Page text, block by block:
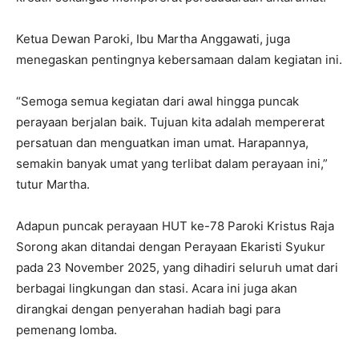
Ketua Dewan Paroki, Ibu Martha Anggawati, juga
menegaskan pentingnya kebersamaan dalam kegiatan ini.
“Semoga semua kegiatan dari awal hingga puncak
perayaan berjalan baik. Tujuan kita adalah mempererat
persatuan dan menguatkan iman umat. Harapannya,
semakin banyak umat yang terlibat dalam perayaan ini,”
tutur Martha.
Adapun puncak perayaan HUT ke-78 Paroki Kristus Raja
Sorong akan ditandai dengan Perayaan Ekaristi Syukur
pada 23 November 2025, yang dihadiri seluruh umat dari
berbagai lingkungan dan stasi. Acara ini juga akan
dirangkai dengan penyerahan hadiah bagi para
pemenang lomba.